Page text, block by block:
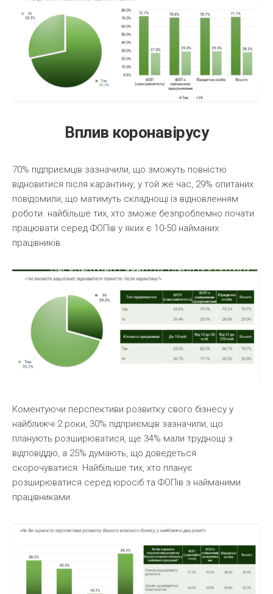
Вплив коронавірусу
70% підприємців зазначили, що зможуть повністю
відновитися після карантину, у той же час, 29% опитаних
повідомили, що матимуть складнощі із відновленням
роботи. найбільше тих, хто зможе безпроблемно почати
працювати серед ФОПів у яких є 10-50 найманих
працівників.
Коментуючи перспективи розвитку свого бізнесу у
найближчі 2 роки, 30% підприємців зазначили, що
планують розширюватися, ще 34% мали труднощі з
відповіддю, а 25% думають, що доведеться
скорочуватися. Найбільше тих, хто планує
розширюватися серед юросіб та ФОПів з найманими
працівниками.